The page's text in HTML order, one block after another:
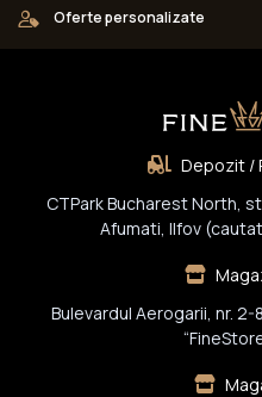
Oferte personalizate
Depozit /
CTPark Bucharest North,
Afumati, Ilfov
Bulevardul Aerogarii, nr.